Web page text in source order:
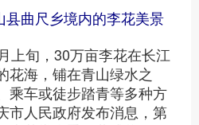
县曲尺乡境内的李花美景
旬，30万亩李花在长江
花海，铺在青山绿水之
乘车或徒步踏青等多种方
市人民政府发布消息，第